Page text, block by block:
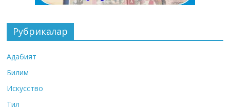
Рубрикалар
Адабият
Билим
Искусство
Тил